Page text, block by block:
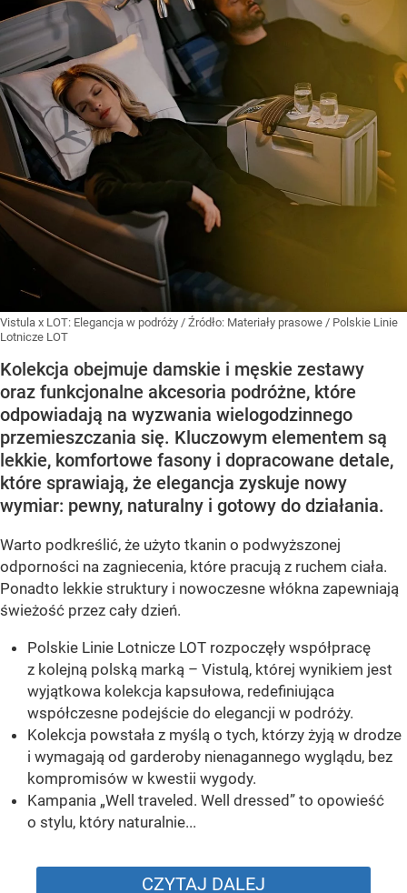
Vistula x LOT: Elegancja w podróży / Źródło: Materiały prasowe / Polskie Linie
Lotnicze LOT
Kolekcja obejmuje damskie i męskie zestawy
oraz funkcjonalne akcesoria podróżne, które
odpowiadają na wyzwania wielogodzinnego
przemieszczania się. Kluczowym elementem są
lekkie, komfortowe fasony i dopracowane detale,
które sprawiają, że elegancja zyskuje nowy
wymiar: pewny, naturalny i gotowy do działania.
Warto podkreślić, że użyto tkanin o podwyższonej
odporności na zagniecenia, które pracują z ruchem ciała.
Ponadto lekkie struktury i nowoczesne włókna zapewniają
świeżość przez cały dzień.
Polskie Linie Lotnicze LOT rozpoczęły współpracę
z kolejną polską marką – Vistulą, której wynikiem jest
wyjątkowa kolekcja kapsułowa, redefiniująca
współczesne podejście do elegancji w podróży.
Kolekcja powstała z myślą o tych, którzy żyją w drodze
i wymagają od garderoby nienagannego wyglądu, bez
kompromisów w kwestii wygody.
Kampania „Well traveled. Well dressed” to opowieść
o stylu, który naturalnie...
CZYTAJ DALEJ